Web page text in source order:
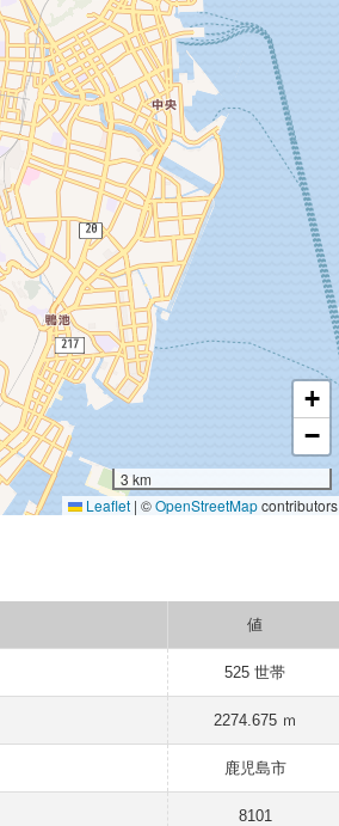
+
−
3 km
Leaflet | ©OpenStreetMapcontributors
値
525 世帯
2274.675 ｍ
鹿児島市
8101